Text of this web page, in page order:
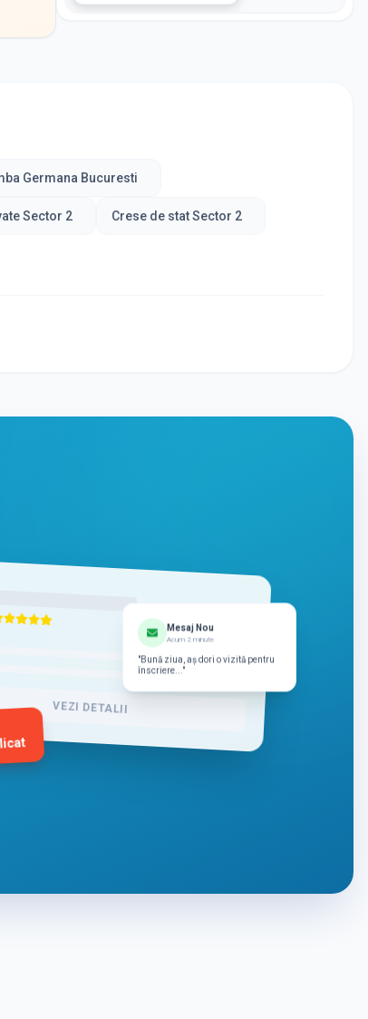
Germana Bucuresti
Sector 2 Crese de stat Sector 2
VEZI DETALII
Acum 2 minute
"Bună ziua, aș dori o vizită pentru
înscriere..."